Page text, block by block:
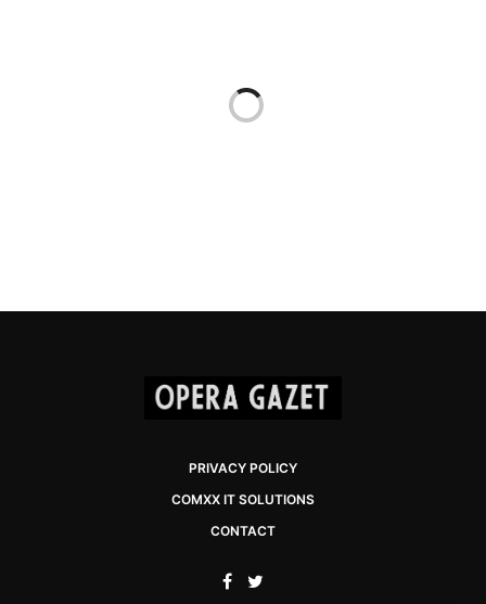
PRIVACY POLICY
COMXX IT SOLUTIONS
CONTACT